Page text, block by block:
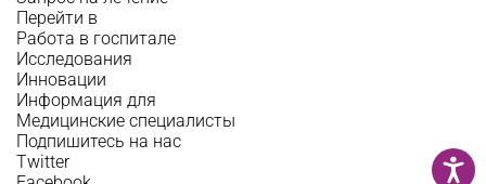
Перейти в
Работа в госпитале
Исследования
Инновации
Информация для
Медицинские специалисты
Подпишитесь на нас
Twitter